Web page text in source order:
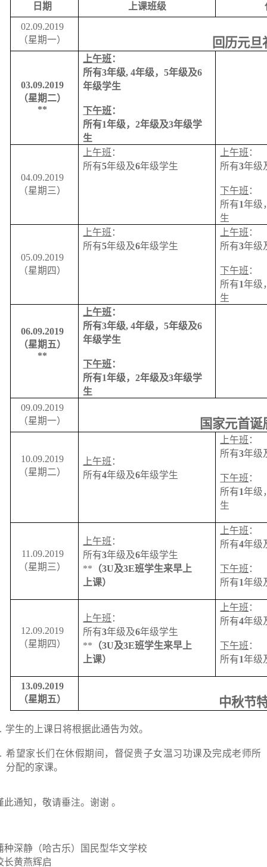
日期 上课班级
02.09.2019
（星期一）
回历元旦
03.09.2019
（星期二）
**
上午班：
所有3年级, 4年级，5年级及6
年级学生
下午班：
所有1年级，2年级及3年级学
生
04.09.2019
（星期三）
上午班 ：
所有5年级及6年级学生
上午班 ：
所有3年级
下午班 ：
所有1年级
生
05.09.2019
（星期四）
上午班 ：
所有5年级及6年级学生
上午班 ：
所有3年级
下午班 ：
所有1年级
生
06.09.2019
（星期五）
**
上午班：
所有3年级, 4年级，5年级及6
年级学生
下午班：
所有1年级，2年级及3年级学
生
09.09.2019
（星期一）
国家元首诞
10.09.2019
（星期二）
上午班 ：
所有4年级及6年级学生
上午班 ：
所有3年级
下午班 ：
所有1年级
生
11.09.2019
（星期三）
上午班 ：
所有3年级及6年级学生
** （3U及3E班学生来早上
上课）
上午班 ：
所有4年级
下午班 ：
所有1年级
12.09.2019
（星期四）
上午班 ：
所有3年级及6年级学生
** （3U及3E班学生来早上
上课）
上午班 ：
所有4年级
下午班 ：
所有1年级
13.09.2019
（星期五）
中秋节
学生的上课日将根据此通告为效。
希望家长们在休假期间，督促贵子女温习功课及完成老师所
分配的家课。
此通知，敬请垂注。谢谢 。
种深静（哈古乐）国民型华文学校
长黄燕辉启